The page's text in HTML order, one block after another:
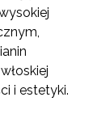
i estetyki.